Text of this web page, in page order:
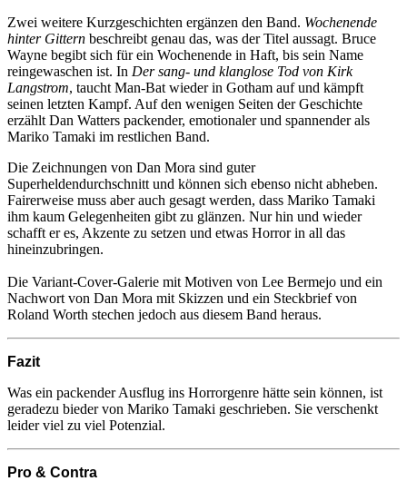
Zwei weitere Kurzgeschichten ergänzen den Band. Wochenende
hinter Gittern beschreibt genau das, was der Titel aussagt. Bruce
Wayne begibt sich für ein Wochenende in Haft, bis sein Name
reingewaschen ist. In Der sang- und klanglose Tod von Kirk
Langstrom, taucht Man-Bat wieder in Gotham auf und kämpft
seinen letzten Kampf. Auf den wenigen Seiten der Geschichte
erzählt Dan Watters packender, emotionaler und spannender als
Mariko Tamaki im restlichen Band.
Die Zeichnungen von Dan Mora sind guter
Superheldendurchschnitt und können sich ebenso nicht abheben.
Fairerweise muss aber auch gesagt werden, dass Mariko Tamaki
ihm kaum Gelegenheiten gibt zu glänzen. Nur hin und wieder
schafft er es, Akzente zu setzen und etwas Horror in all das
hineinzubringen.
Die Variant-Cover-Galerie mit Motiven von Lee Bermejo und ein
Nachwort von Dan Mora mit Skizzen und ein Steckbrief von
Roland Worth stechen jedoch aus diesem Band heraus.
Fazit
Was ein packender Ausflug ins Horrorgenre hätte sein können, ist
geradezu bieder von Mariko Tamaki geschrieben. Sie verschenkt
leider viel zu viel Potenzial.
Pro & Contra